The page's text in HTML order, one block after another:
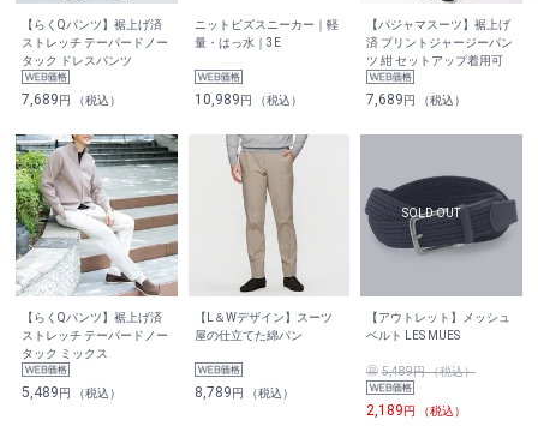
【らくQパンツ】裾上げ済
ストレッチ テーパードノー
タック ドレスパンツ
7,689円 （税込）
ニットビズスニーカー｜軽
量・はっ水｜3E
10,989円 （税込）
【パジャマスーツ】裾上げ
済 プリントジャージーパン
ツ 紺 セットアップ着用可
7,689円 （税込）
【らくQパンツ】裾上げ済
ストレッチ テーパードノー
タック ミックス
5,489円 （税込）
【L＆Wデザイン】スーツ
屋の仕立てた綿パン
8,789円 （税込）
【アウトレット】メッシュ
ベルト LES MUES
5,489円 （税込）
2,189円 （税込）